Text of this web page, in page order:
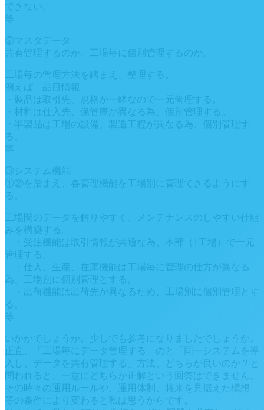
できない。
等
②マスタデータ
共有管理するのか、工場毎に個別管理するのか。
工場毎の管理方法を踏まえ、整理する。
例えば、品目情報
・製品は取引先、規格が一緒なので一元管理する。
・材料は仕入先、保管庫が異なる為、個別管理する。
・半製品は工場の設備、製造工程が異なる為、個別管理す
る。
等
③システム機能
①②を踏まえ、各管理機能を工場別に管理できるようにす
る。
工場間のデータを解りやすく、メンテナンスのしやすい仕組
みを構築する。
・受注機能は取引情報が共通な為、本部（1工場）で一元
管理する。
・仕入、生産、在庫機能は工場毎に管理の仕方が異なる
為、工場別に個別管理とする。
・出荷機能は出荷先が異なるため、工場別に個別管理とす
る。
等
いかかでしょうか。少しでも参考になりましたでしょうか。
正直、「工場毎にデータ管理する」のと「同一システムを導
入し、データを共有管理する」方法、どちらが良いのか？と
問われると、一意にどちらが正解という回答はできません。
その時々の運用ルールや、運用体制、将来を見据えた構想
等の条件により変わると私は思うからです。